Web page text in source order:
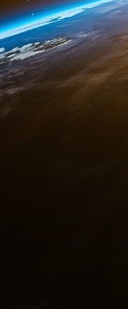
Les conseils
bénéfices de
animaux
photovoltaïques.
Ce projet a de